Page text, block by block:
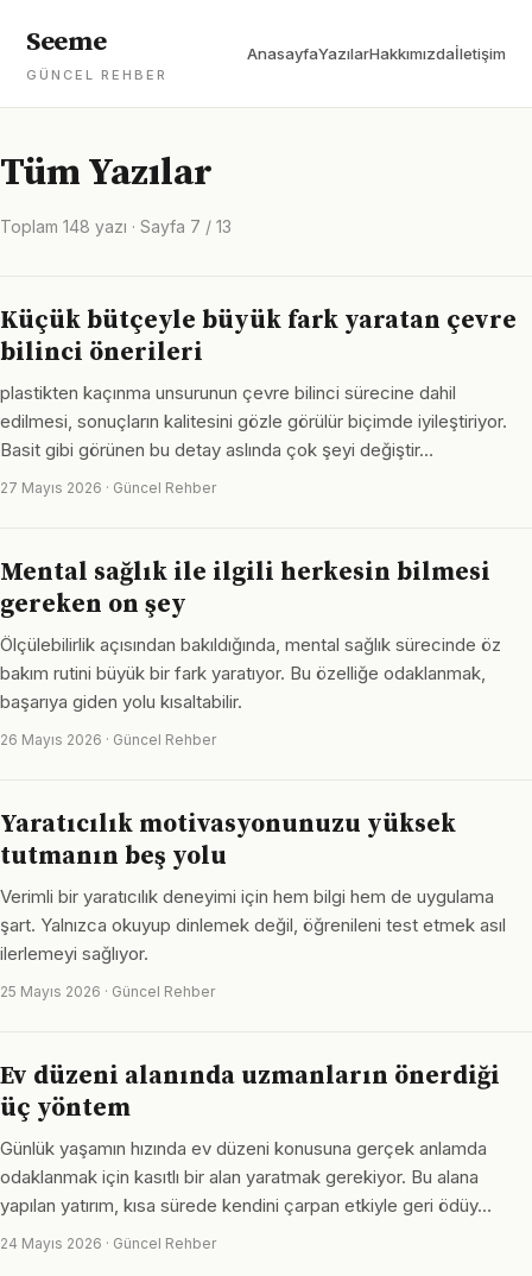
Seeme
GÜNCEL REHBER
AnasayfaYazılarHakkımızdaİletişim
Tüm Yazılar
Toplam 148 yazı · Sayfa 7 / 13
Küçük bütçeyle büyük fark yaratan çevre
bilinci önerileri
plastikten kaçınma unsurunun çevre bilinci sürecine dahil
edilmesi, sonuçların kalitesini gözle görülür biçimde iyileştiriyor.
Basit gibi görünen bu detay aslında çok şeyi değiştir…
27 Mayıs 2026 · Güncel Rehber
Mental sağlık ile ilgili herkesin bilmesi
gereken on şey
Ölçülebilirlik açısından bakıldığında, mental sağlık sürecinde öz
bakım rutini büyük bir fark yaratıyor. Bu özelliğe odaklanmak,
başarıya giden yolu kısaltabilir.
26 Mayıs 2026 · Güncel Rehber
Yaratıcılık motivasyonunuzu yüksek
tutmanın beş yolu
Verimli bir yaratıcılık deneyimi için hem bilgi hem de uygulama
şart. Yalnızca okuyup dinlemek değil, öğrenileni test etmek asıl
ilerlemeyi sağlıyor.
25 Mayıs 2026 · Güncel Rehber
Ev düzeni alanında uzmanların önerdiği
üç yöntem
Günlük yaşamın hızında ev düzeni konusuna gerçek anlamda
odaklanmak için kasıtlı bir alan yaratmak gerekiyor. Bu alana
yapılan yatırım, kısa sürede kendini çarpan etkiyle geri ödüy…
24 Mayıs 2026 · Güncel Rehber